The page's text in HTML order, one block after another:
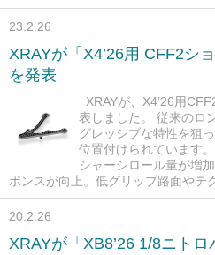
23.2.26
XRAYが「X4’26用 CFF2シ
を発表
XRAYが、X4’26用
表しました。 従来のロ
グレッシブな特性を狙
位置付けられています
シャーシロール量が増
ポンスが向上。低グリップ路面やテ
20.2.26
XRAYが「XB8’26 1/8ニト